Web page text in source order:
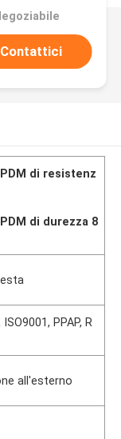
Contattici
di resistenz
di durezza 8
PPAP, R
all'esterno